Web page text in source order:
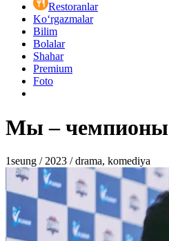
Restoranlar
Ko‘rgazmalar
Bilim
Bolalar
Shahar
Premium
Foto
Мы – чемпионы
1seung / 2023 / drama, komediya